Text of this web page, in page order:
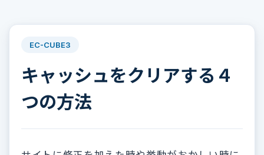
EC-CUBE3
キャッシュをクリアする４
つの方法